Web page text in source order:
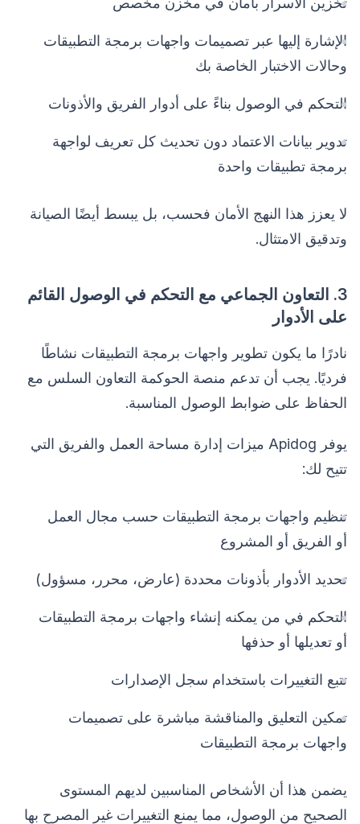
الإشارة إليها عبر تصميمات واجهات برمجة التطبيقات
وحالات الاختبار الخاصة بك
التحكم في الوصول بناءً على أدوار الفريق والأذونات
تدوير بيانات الاعتماد دون تحديث كل تعريف لواجهة
برمجة تطبيقات واحدة
لا يعزز هذا النهج الأمان فحسب، بل يبسط أيضًا الصيانة
وتدقيق الامتثال.
3. التعاون الجماعي مع التحكم في الوصول القائم
على الأدوار
نادرًا ما يكون تطوير واجهات برمجة التطبيقات نشاطًا
فرديًا. يجب أن تدعم منصة الحوكمة التعاون السلس مع
الحفاظ على ضوابط الوصول المناسبة.
يوفر Apidog ميزات إدارة مساحة العمل والفريق التي
تتيح لك:
تنظيم واجهات برمجة التطبيقات حسب مجال العمل
أو الفريق أو المشروع
تحديد الأدوار بأذونات محددة (عارض، محرر، مسؤول)
التحكم في من يمكنه إنشاء واجهات برمجة التطبيقات
أو تعديلها أو حذفها
تتبع التغييرات باستخدام سجل الإصدارات
تمكين التعليق والمناقشة مباشرة على تصميمات
واجهات برمجة التطبيقات
يضمن هذا أن الأشخاص المناسبين لديهم المستوى
الصحيح من الوصول، مما يمنع التغييرات غير المصرح بها